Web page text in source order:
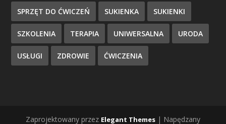
SPRZĘT DO ĆWICZEŃ SUKIENKA SUKIENKI
SZKOLENIA TERAPIA UNIWERSALNA URODA
USŁUGI ZDROWIE ĆWICZENIA
Zaprojektowany przez Elegant Themes | Napędzany